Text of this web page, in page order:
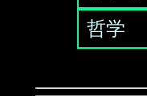
哲学